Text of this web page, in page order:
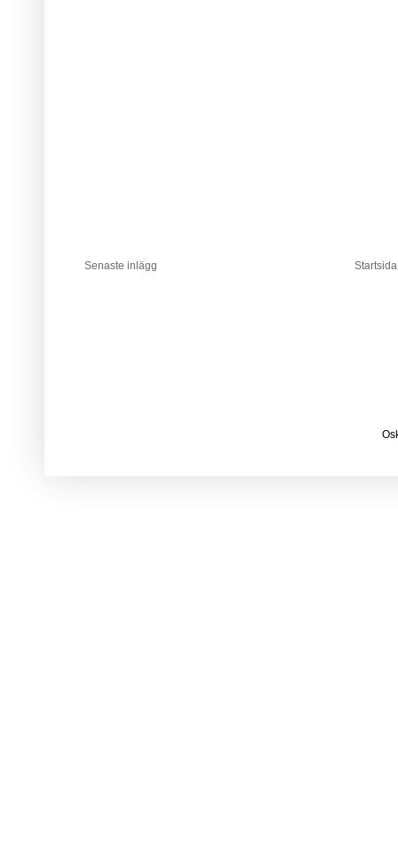
Senaste inlägg Startsida